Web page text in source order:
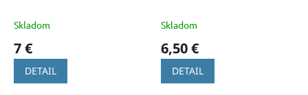
Skladom
7 €
DETAIL
Skladom
6,50 €
DETAIL